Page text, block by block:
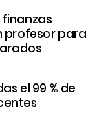
profesor para
el 99 % de